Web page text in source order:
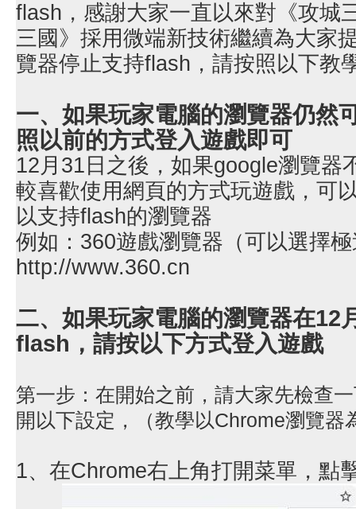
flash，感謝大家一直以來對《攻城
三國》採用微端新技術繼續為大家
覽器停止支持flash，請按照以下教
一、如果玩家電腦的瀏覽器仍然
照以前的方式登入遊戲即可
12月31日之後，如果google瀏覽器
較喜歡使用網頁的方式玩遊戲，可
以支持flash的瀏覽器
例如：360遊戲瀏覽器（可以選擇
http://www.360.cn
二、如果玩家電腦的瀏覽器在12
flash，請按以下方式登入遊戲
第一步：在開始之前，請大家先檢查
開以下設定，（教學以Chrome瀏覽器
1、在Chrome右上角打開菜單，點